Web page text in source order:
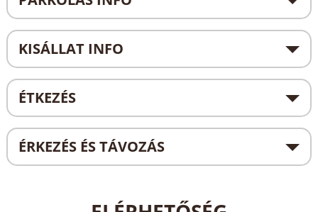
KISÁLLAT INFO
ÉTKEZÉS
ÉRKEZÉS ÉS TÁVOZÁS